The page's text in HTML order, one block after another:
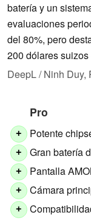
batería y un
evaluaciones
del 80%, pero
200 dólares
DeepL / Ninh Duy,
Pro
+ Potente
+ Gran batería
+ Pantalla
+ Cámara
+